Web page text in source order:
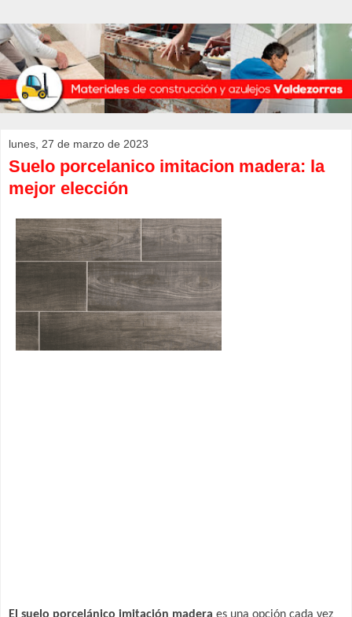
lunes, 27 de marzo de 2023
Suelo porcelanico imitacion madera: la
mejor elección
El suelo porcelánico imitación madera es una opción cada vez